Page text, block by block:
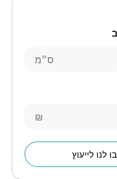
ס״מ
₪
לנו לייעוץ